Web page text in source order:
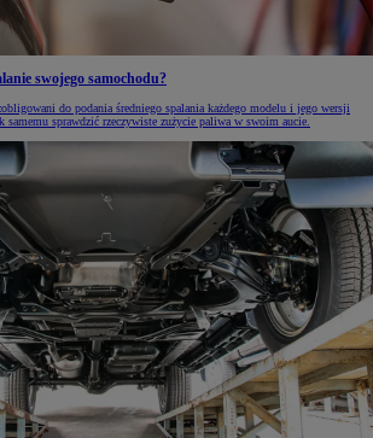
swojego samochodu?
do podania średniego spalania każdego modelu i jego wersji
sprawdzić rzeczywiste zużycie paliwa w swoim aucie.